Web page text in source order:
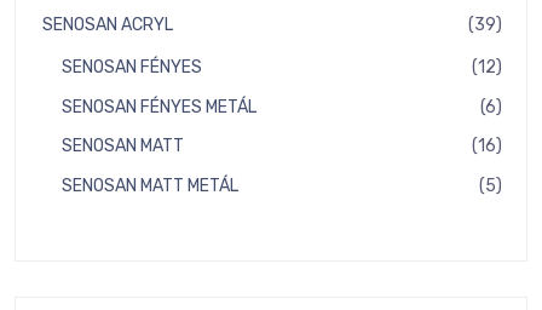
SENOSAN ACRYL 3939
SENOSAN FÉNYES 1212
SENOSAN FÉNYES METÁL 66
SENOSAN MATT 1616
SENOSAN MATT METÁL 55